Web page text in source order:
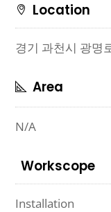
Location
경기 과천시 광명
Area
N/A
Workscope
Installation